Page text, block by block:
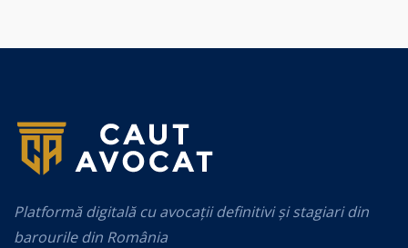
Platformă digitală cu avocații definitivi și stagiari din
barourile din România